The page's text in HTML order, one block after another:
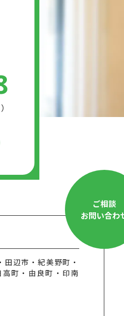
辺市・紀美野町・
町・由良町・印南
ご相談
お問い合わ